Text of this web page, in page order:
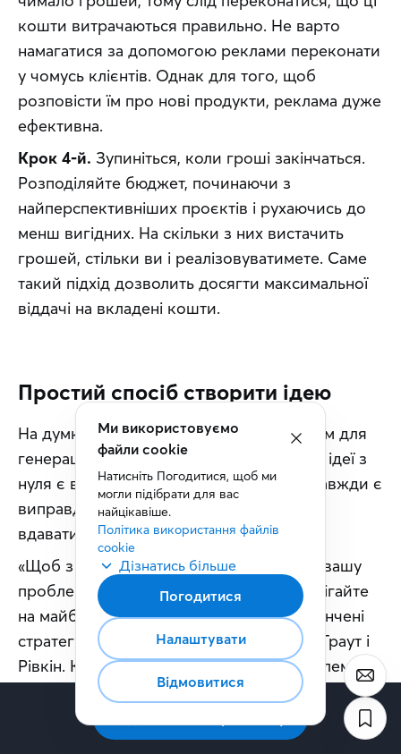
кошти витрачаються правильно. Не варто
намагатися за допомогою реклами переконати
у чомусь клієнтів. Однак для того, щоб
розповісти їм про нові продукти, реклама дуже
ефективна.
Крок 4-й. Зупиніться, коли гроші закінчаться.
Розподіляйте бюджет, починаючи з
найперспективніших проєктів і рухаючись до
менш вигідних. На скільки з них вистачить
грошей, стільки ви і реалізовуватимете. Саме
такий підхід дозволить досягти максимальної
віддачі на вкладені кошти.
Простий спосіб створити ідею
На думку авторів, інтерес є надважливим для
генерації нових ідей. Процес створення ідеї з
нуля є вельми трудомістким, і тому не завжди є
виправданим. Через це варто частіше
вдаватися до творчого запозичення.
«Щоб з більшою ймовірністю вирішити вашу
проблему, станьте колекціонером. Зберігайте
на майбутнє всі дотепні рішення та витончені
стратегії, які вам трапляться», – пишуть Траут і
Рівкін. Коли ж ви постанете перед проблемою,
зверніться до своєї колекції та скористайтеся
такою послідовністю дій: